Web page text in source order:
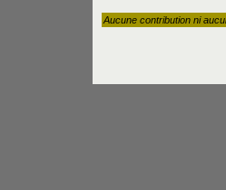
Aucune contribution ni